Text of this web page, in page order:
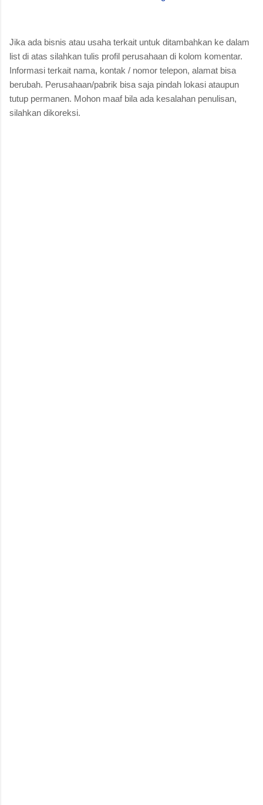
Jika ada bisnis atau usaha terkait untuk ditambahkan ke dalam
list di atas silahkan tulis profil perusahaan di kolom komentar.
Informasi terkait nama, kontak / nomor telepon, alamat bisa
berubah. Perusahaan/pabrik bisa saja pindah lokasi ataupun
tutup permanen. Mohon maaf bila ada kesalahan penulisan,
silahkan dikoreksi.